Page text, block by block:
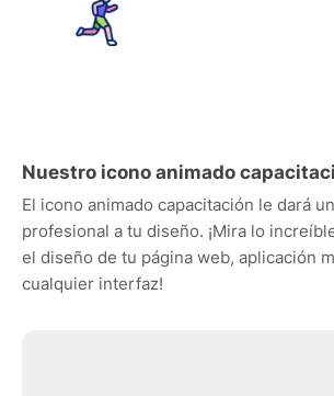
Nuestro icono animado
El icono animado capacitación le dará
profesional a tu diseño. ¡Mira lo
el diseño de tu página web, aplicación
cualquier interfaz!